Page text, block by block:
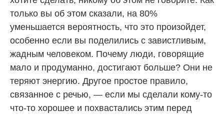
только вы об этом сказали, на 80%
уменьшается вероятность, что это произойдет,
особенно если вы поделились с завистливым,
жадным человеком. Почему люди, говорящие
мало и продуманно, достигают больше? Они не
теряют энергию. Другое простое правило,
связанное с речью, — если мы сделали кому-то
что-то хорошее и похвастались этим перед